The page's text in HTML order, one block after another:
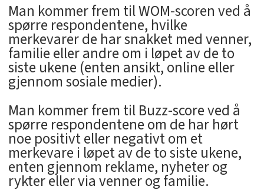
Man kommer frem til WOM-scoren ved å
spørre respondentene, hvilke
merkevarer de har snakket med venner,
familie eller andre om i løpet av de to
siste ukene (enten ansikt, online eller
gjennom sosiale medier).
Man kommer frem til Buzz-score ved å
spørre respondentene om de har hørt
noe positivt eller negativt om et
merkevare i løpet av de to siste ukene,
enten gjennom reklame, nyheter og
rykter eller via venner og familie.